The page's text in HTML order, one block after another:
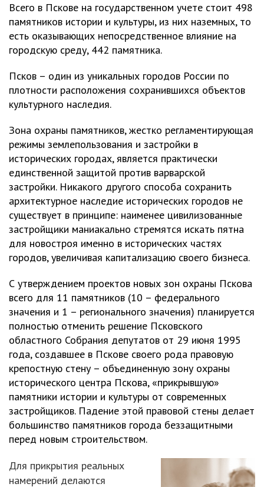
Всего в Пскове на государственном учете стоит 498
памятников истории и культуры, из них наземных, то
есть оказывающих непосредственное влияние на
городскую среду, 442 памятника.
Псков – один из уникальных городов России по
плотности расположения сохранившихся объектов
культурного наследия.
Зона охраны памятников, жестко регламентирующая
режимы землепользования и застройки в
исторических городах, является практически
единственной защитой против варварской
застройки. Никакого другого способа сохранить
архитектурное наследие исторических городов не
существует в принципе: наименее цивилизованные
застройщики маниакально стремятся искать пятна
для новостроя именно в исторических частях
городов, увеличивая капитализацию своего бизнеса.
С утверждением проектов новых зон охраны Пскова
всего для 11 памятников (10 – федерального
значения и 1 – регионального значения) планируется
полностью отменить решение Псковского
областного Собрания депутатов от 29 июня 1995
года, создавшее в Пскове своего рода правовую
крепостную стену – объединенную зону охраны
исторического центра Пскова, «прикрывшую»
памятники истории и культуры от современных
застройщиков. Падение этой правовой стены делает
большинство памятников города беззащитными
перед новым строительством.
Для прикрытия реальных
намерений делаются